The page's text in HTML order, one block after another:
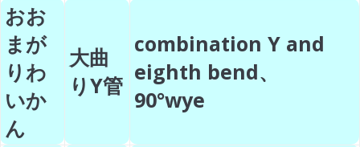
おお
まが
りわ
いか
ん
大曲
りY管
combination Y and
eighth bend、
90°wye